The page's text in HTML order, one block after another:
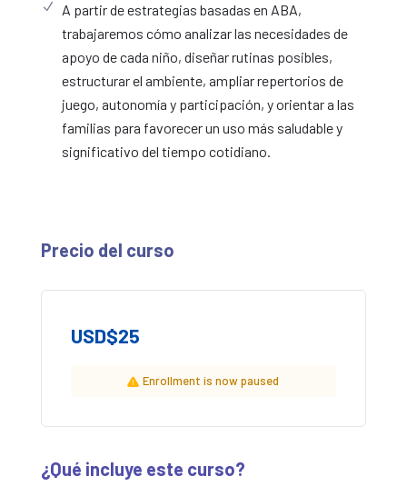
N
A partir de estrategias basadas en ABA,
trabajaremos cómo analizar las necesidades de
apoyo de cada niño, diseñar rutinas posibles,
estructurar el ambiente, ampliar repertorios de
juego, autonomía y participación, y orientar a las
familias para favorecer un uso más saludable y
significativo del tiempo cotidiano.
Precio del curso
USD$25
Enrollment is now paused
¿Qué incluye este curso?